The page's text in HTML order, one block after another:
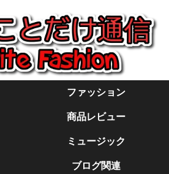
ファッション
商品レビュー
ミュージック
ブログ関連